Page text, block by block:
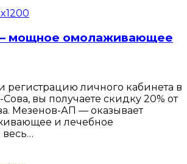
мощное омолаживающее
регистрацию личного кабинета в
вы получаете скидку 20% от
Мезенов-АП — оказывает
и лечебное
весь…